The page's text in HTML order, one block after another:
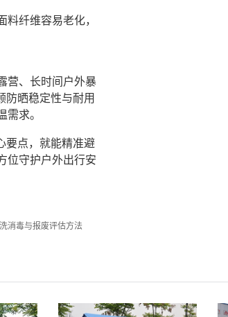
纤维容易老化，
营、长时间户外暴
防晒稳定性与耐用
求。
要点，就能精准避
位守护户外出行安
消毒与报废评估方法